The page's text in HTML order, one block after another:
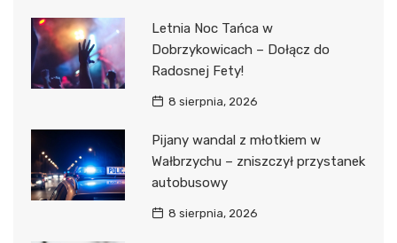
Letnia Noc Tańca w
Dobrzykowicach – Dołącz do
Radosnej Fety!
8 sierpnia, 2026
Pijany wandal z młotkiem w
Wałbrzychu – zniszczył przystanek
autobusowy
8 sierpnia, 2026